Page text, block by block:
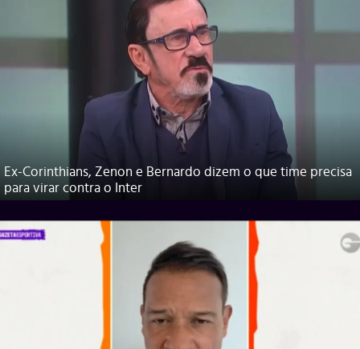
Ex-Corinthians, Zenon e Bernardo dizem o que time precisa
para virar contra o Inter